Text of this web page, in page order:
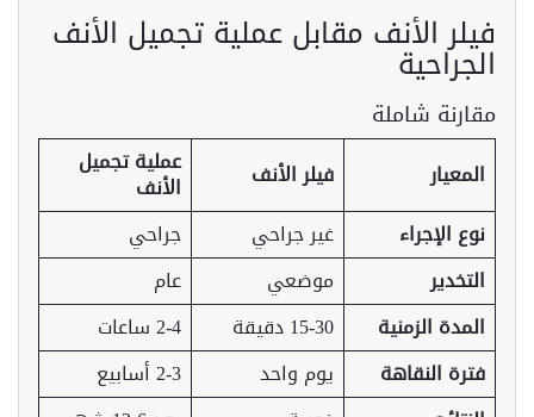
فيلر الأنف مقابل عملية تجميل الأنف
الجراحية
مقارنة شاملة
المعيار فيلر الأنف عملية تجميل
الأنف
نوع الإجراء
غير جراحي
جراحي
التخدير
موضعي
عام
المدة الزمنية
15-30 دقيقة
2-4 ساعات
فترة النقاهة
يوم واحد
2-3 أسابيع